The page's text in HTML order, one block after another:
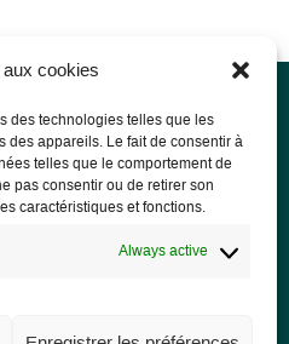
cookies
des technologies telles que les
des appareils. Le fait de consentir à
telles que le comportement de
pas consentir ou de retirer son
caractéristiques et fonctions.
Always active